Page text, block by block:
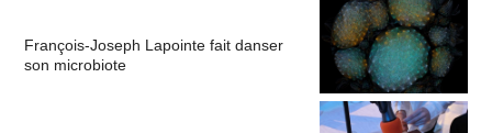
François-Joseph Lapointe fait danser
son microbiote